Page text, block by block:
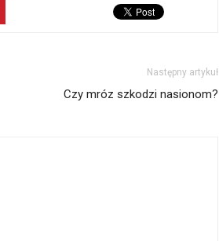
Następny artykuł
Czy mróz szkodzi nasionom?